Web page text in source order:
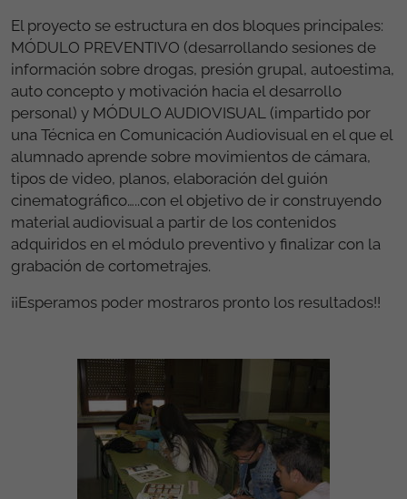
El proyecto se estructura en dos bloques principales:
MÓDULO PREVENTIVO (desarrollando sesiones de
información sobre drogas, presión grupal, autoestima,
auto concepto y motivación hacia el desarrollo
personal) y MÓDULO AUDIOVISUAL (impartido por
una Técnica en Comunicación Audiovisual en el que el
alumnado aprende sobre movimientos de cámara,
tipos de video, planos, elaboración del guión
cinematográfico…..con el objetivo de ir construyendo
material audiovisual a partir de los contenidos
adquiridos en el módulo preventivo y finalizar con la
grabación de cortometrajes.
¡¡Esperamos poder mostraros pronto los resultados!!